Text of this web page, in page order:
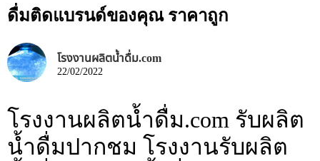
ดื่มติดแบรนด์ของคุณ ราคาถูก
โรงงานผลิตน้ำดื่ม.com
22/02/2022
โรงงานผลิตน้ำดื่ม.com รับผลิต
น้ำดื่มปากชม โรงงานรับผลิต